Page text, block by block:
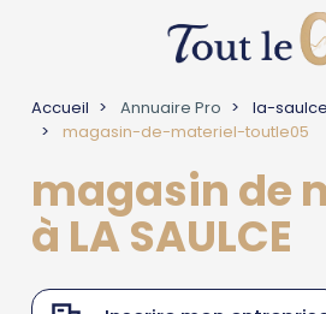
Accueil Annuaire Pro
la-saulce
magasin-de-materiel-toutle05
magasin de
à LA SAULCE